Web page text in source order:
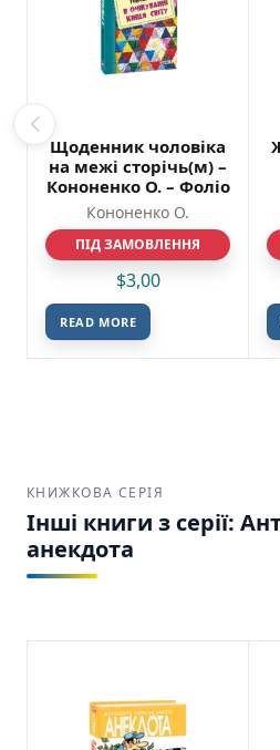
Щоденник чоловiка
на межi сторiчь(м) –
Кононенко О. – Фоліо
Кононенко О.
ПІД ЗАМОВЛЕННЯ
$3,00
READ MORE
КНИЖКОВА СЕРІЯ
Інші книги з серії:
анекдота